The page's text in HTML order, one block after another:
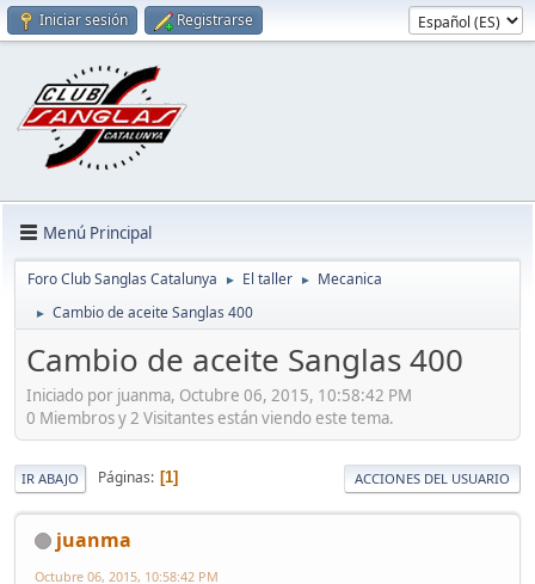
Iniciar sesión Registrarse
Menú Principal
Foro Club Sanglas Catalunya ► El taller ► Mecanica
► Cambio de aceite Sanglas 400
Cambio de aceite Sanglas 400
Iniciado por juanma, Octubre 06, 2015, 10:58:42 PM
0 Miembros y 2 Visitantes están viendo este tema.
IR ABAJO Páginas 1 ACCIONES DEL USUARIO
juanma
Octubre 06, 2015, 10:58:42 PM